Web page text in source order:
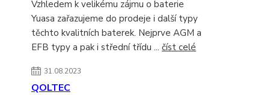
Vzhledem k velikému zájmu o baterie
Yuasa zařazujeme do prodeje i další typy
těchto kvalitních baterek. Nejprve AGM a
EFB typy a pak i střední třídu ... číst celé
31.08.2023
QOLTEC